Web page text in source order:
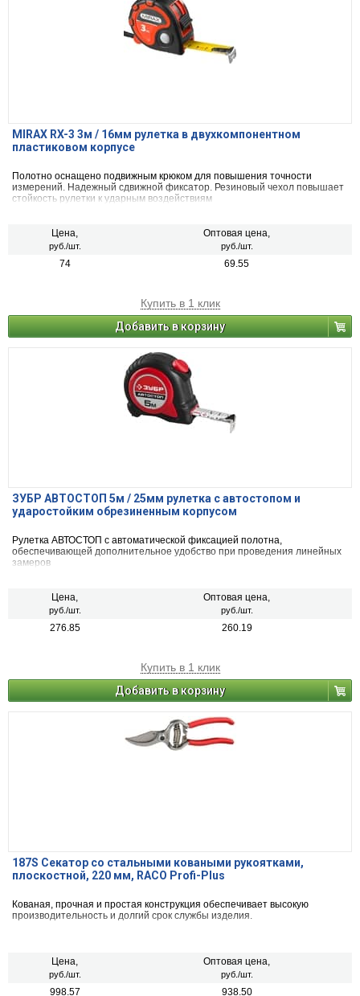
MIRAX RX-3 3м / 16мм рулетка в двухкомпонентном
пластиковом корпусе
Полотно оснащено подвижным крюком для повышения точности
измерений. Надежный сдвижной фиксатор. Резиновый чехол повышает
стойкость рулетки к ударным воздействиям
Цена,
руб./шт.
Оптовая цена,
руб./шт.
74 69.55
Купить в 1 клик
Добавить в корзину
ЗУБР АВТОСТОП 5м / 25мм рулетка с автостопом и
ударостойким обрезиненным корпусом
Рулетка АВТОСТОП с автоматической фиксацией полотна,
обеспечивающей дополнительное удобство при проведения линейных
замеров
Цена,
руб./шт.
Оптовая цена,
руб./шт.
276.85 260.19
Купить в 1 клик
Добавить в корзину
187S Секатор со стальными коваными рукоятками,
плоскостной, 220 мм, RACO Profi-Plus
Кованая, прочная и простая конструкция обеспечивает высокую
производительность и долгий срок службы изделия.
Цена,
руб./шт.
Оптовая цена,
руб./шт.
998.57 938.50